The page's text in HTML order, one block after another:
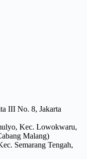
III No. 8, Jakarta
Kec. Lowokwaru,
Malang)
Semarang Tengah,